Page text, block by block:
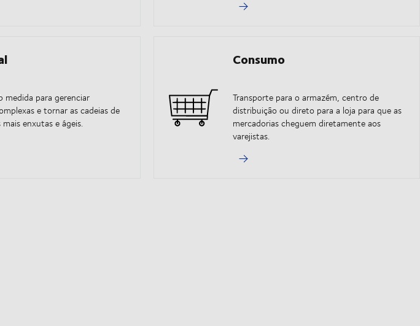
medida para gerenciar
e tornar as cadeias de
enxutas e ágeis.
Consumo
Transporte para o armazém, centro de
distribuição ou direto para a loja para que as
mercadorias cheguem diretamente aos
varejistas.